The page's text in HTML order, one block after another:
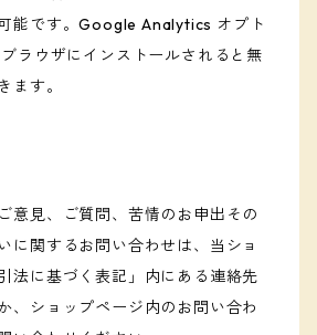
能です。Google Analytics オプト
ラウザにインストールされると無
ます。
意見、ご質問、苦情のお申出その
に関するお問い合わせは、当ショ
法に基づく表記」内にある連絡先
、ショップページ内のお問い合わ